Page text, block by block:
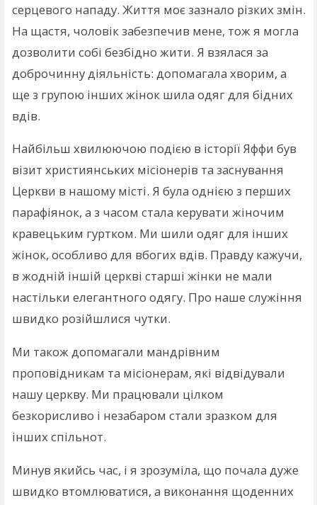
серцевого нападу. Життя моє зазнало різких змін.
На щастя, чоловік забезпечив мене, тож я могла
дозволити собі безбідно жити. Я взялася за
доброчинну діяльність: допомагала хворим, а
ще з групою інших жінок шила одяг для бідних
вдів.
Найбільш хвилюючою подією в історії Яффи був
візит християнських місіонерів та заснування
Церкви в нашому місті. Я була однією з перших
парафіянок, а з часом стала керувати жіночим
кравецьким гуртком. Ми шили одяг для інших
жінок, особливо для вбогих вдів. Правду кажучи,
в жодній іншій церкві старші жінки не мали
настільки елегантного одягу. Про наше служіння
швидко розійшлися чутки.
Ми також допомагали мандрівним
проповідникам та місіонерам, які відвідували
нашу церкву. Ми працювали цілком
безкорисливо і незабаром стали зразком для
інших спільнот.
Минув якийсь час, і я зрозуміла, що почала дуже
швидко втомлюватися, а виконання щоденних